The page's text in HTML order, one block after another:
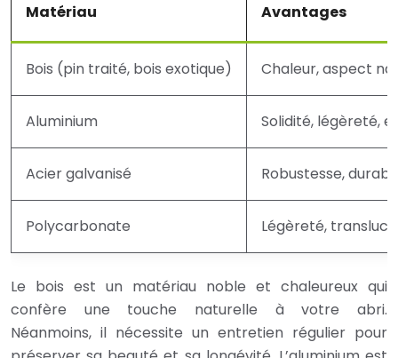
Matériau Avantages
Bois (pin traité, bois exotique) Chaleur, aspect
Aluminium Solidité, légèreté,
Acier galvanisé Robustesse,
Polycarbonate Légèreté,
Le bois est un matériau noble et chaleureux qui
confère une touche naturelle à votre abri.
Néanmoins, il nécessite un entretien régulier pour